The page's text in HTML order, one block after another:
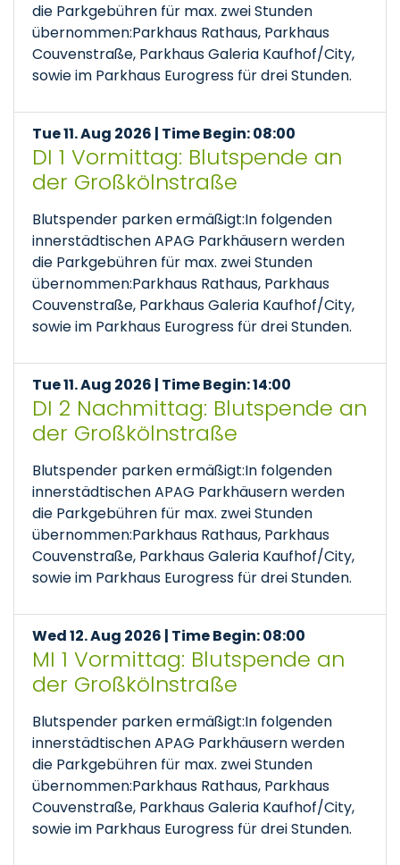
die Parkgebühren für max. zwei Stunden
übernommen:Parkhaus Rathaus, Parkhaus
Couvenstraße, Parkhaus Galeria Kaufhof/City,
sowie im Parkhaus Eurogress für drei Stunden.
Tue 11. Aug 2026 | Time Begin: 08:00
DI 1 Vormittag: Blutspende an
der Großkölnstraße
Blutspender parken ermäßigt:In folgenden
innerstädtischen APAG Parkhäusern werden
die Parkgebühren für max. zwei Stunden
übernommen:Parkhaus Rathaus, Parkhaus
Couvenstraße, Parkhaus Galeria Kaufhof/City,
sowie im Parkhaus Eurogress für drei Stunden.
Tue 11. Aug 2026 | Time Begin: 14:00
DI 2 Nachmittag: Blutspende an
der Großkölnstraße
Blutspender parken ermäßigt:In folgenden
innerstädtischen APAG Parkhäusern werden
die Parkgebühren für max. zwei Stunden
übernommen:Parkhaus Rathaus, Parkhaus
Couvenstraße, Parkhaus Galeria Kaufhof/City,
sowie im Parkhaus Eurogress für drei Stunden.
Wed 12. Aug 2026 | Time Begin: 08:00
MI 1 Vormittag: Blutspende an
der Großkölnstraße
Blutspender parken ermäßigt:In folgenden
innerstädtischen APAG Parkhäusern werden
die Parkgebühren für max. zwei Stunden
übernommen:Parkhaus Rathaus, Parkhaus
Couvenstraße, Parkhaus Galeria Kaufhof/City,
sowie im Parkhaus Eurogress für drei Stunden.